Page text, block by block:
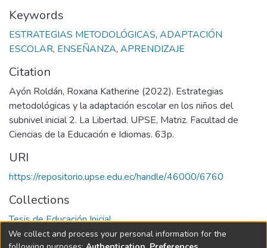
Keywords
ESTRATEGIAS METODOLÓGICAS, ADAPTACIÓN
ESCOLAR, ENSEÑANZA, APRENDIZAJE
Citation
Ayón Roldán, Roxana Katherine (2022). Estrategias
metodológicas y la adaptación escolar en los niños del
subnivel inicial 2. La Libertad. UPSE, Matriz. Facultad de
Ciencias de la Educación e Idiomas. 63p.
URI
https://repositorio.upse.edu.ec/handle/46000/6760
Collections
Tesis de Educación Inicial
We collect and process your personal information for the